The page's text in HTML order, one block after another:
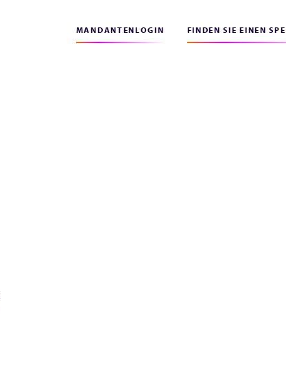
MANDANTENLOGIN FINDEN SIE EINEN